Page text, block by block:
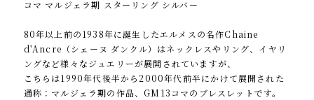
コマ マルジェラ期 スターリング シルバー
80年以上前の1938年に誕生したエルメスの名作Chaine
d'Ancre（シェーヌ ダンクル）はネックレスやリング、イヤリ
ングなど様々なジュエリーが展開されていますが、
こちらは1990年代後半から2000年代前半にかけて展開された
通称：マルジェラ期の作品、GM13コマのブレスレットです。